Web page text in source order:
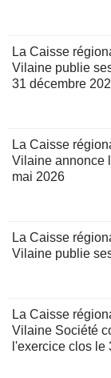
La Caisse
Vilaine publie
31 décembre
La Caisse
Vilaine annonce
mai 2026
La Caisse
Vilaine publie
La Caisse
Vilaine Société
l'exercice clos le